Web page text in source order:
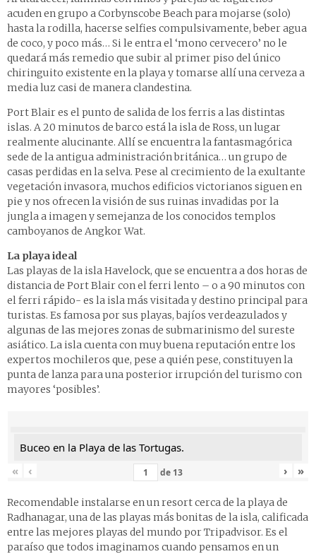
acuden en grupo a Corbynscobe Beach para mojarse (solo)
hasta la rodilla, hacerse selfies compulsivamente, beber agua
de coco, y poco más… Si le entra el ‘mono cervecero’ no le
quedará más remedio que subir al primer piso del único
chiringuito existente en la playa y tomarse allí una cerveza a
media luz casi de manera clandestina.
Port Blair es el punto de salida de los ferris a las distintas
islas. A 20 minutos de barco está la isla de Ross, un lugar
realmente alucinante. Allí se encuentra la fantasmagórica
sede de la antigua administración británica… un grupo de
casas perdidas en la selva. Pese al crecimiento de la exultante
vegetación invasora, muchos edificios victorianos siguen en
pie y nos ofrecen la visión de sus ruinas invadidas por la
jungla a imagen y semejanza de los conocidos templos
camboyanos de Angkor Wat.
La playa ideal
Las playas de la isla Havelock, que se encuentra a dos horas de
distancia de Port Blair con el ferri lento – o a 90 minutos con
el ferri rápido- es la isla más visitada y destino principal para
turistas. Es famosa por sus playas, bajíos verdeazulados y
algunas de las mejores zonas de submarinismo del sureste
asiático. La isla cuenta con muy buena reputación entre los
expertos mochileros que, pese a quién pese, constituyen la
punta de lanza para una posterior irrupción del turismo con
mayores ‘posibles’.
Buceo en la Playa de las Tortugas.
«
‹ de 13 › »
Recomendable instalarse en un resort cerca de la playa de
Radhanagar, una de las playas más bonitas de la isla, calificada
entre las mejores playas del mundo por Tripadvisor. Es el
paraíso que todos imaginamos cuando pensamos en un